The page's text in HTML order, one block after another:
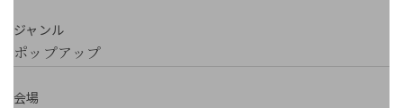
ジャンル
ポップアップ
会場